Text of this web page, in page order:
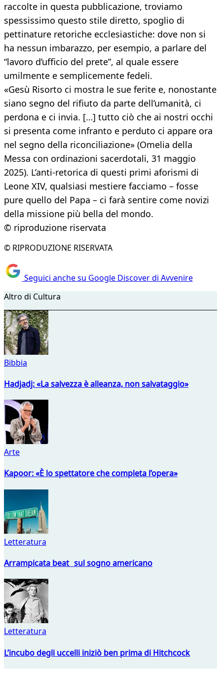
raccolte in questa pubblicazione, troviamo
spessissimo questo stile diretto, spoglio di
pettinature retoriche ecclesiastiche: dove non si
ha nessun imbarazzo, per esempio, a parlare del
“lavoro d’ufficio del prete”, al quale essere
umilmente e semplicemente fedeli.
«Gesù Risorto ci mostra le sue ferite e, nonostante
siano segno del rifiuto da parte dell’umanità, ci
perdona e ci invia. […] tutto ciò che ai nostri occhi
si presenta come infranto e perduto ci appare ora
nel segno della riconciliazione» (Omelia della
Messa con ordinazioni sacerdotali, 31 maggio
2025). L’anti-retorica di questi primi aforismi di
Leone XIV, qualsiasi mestiere facciamo – fosse
pure quello del Papa – ci farà sentire come novizi
della missione più bella del mondo.
© riproduzione riservata
© RIPRODUZIONE RISERVATA
Seguici anche su Google Discover di Avvenire
Altro di Cultura
Bibbia
Hadjadj: «La salvezza è alleanza, non salvataggio»
Arte
Kapoor: «È lo spettatore che completa l’opera»
Letteratura
Arrampicata beat sul sogno americano
Letteratura
L’incubo degli uccelli iniziò ben prima di Hitchcock